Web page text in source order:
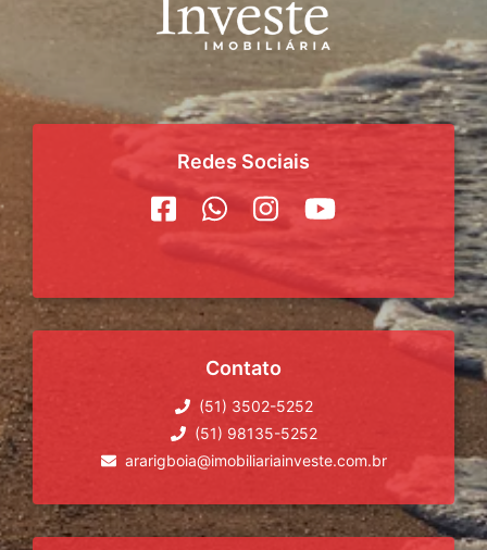
Redes Sociais
Contato
(51) 3502-5252
(51) 98135-5252
ararigboia@imobiliariainveste.com.br